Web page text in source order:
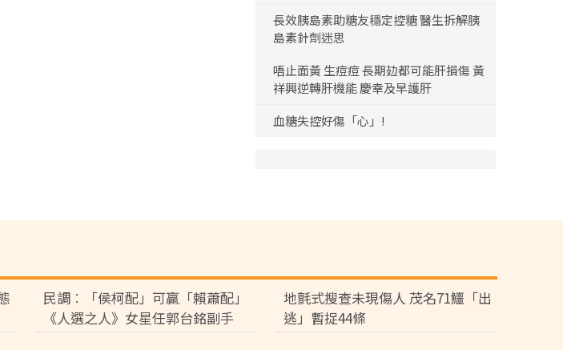
長效胰島素助糖友穩定控糖 醫生拆解胰
島素針劑迷思
唔止面黃 生痘痘 長期攰都可能肝損傷 黃
祥興逆轉肝機能 慶幸及早護肝
血糖失控好傷「心」!
民調︰「侯柯配」可贏「賴蕭配」
《人選之人》女星任郭台銘副手
地氈式搜查未現傷人 茂名71鱷「出
逃」暫捉44條